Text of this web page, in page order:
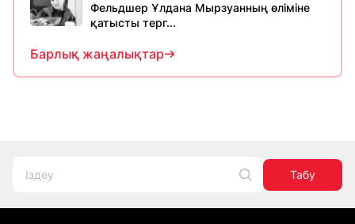
Фельдшер Ұлдана Мырзуанның өліміне
қатысты терг...
Барлық жаңалықтар
Табу